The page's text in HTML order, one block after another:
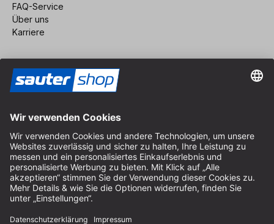
FAQ-Service
Über uns
Karriere
Impressum
AGB
Datenschutz
Cookie-Einstellungen
© 2026 sauter GmbH